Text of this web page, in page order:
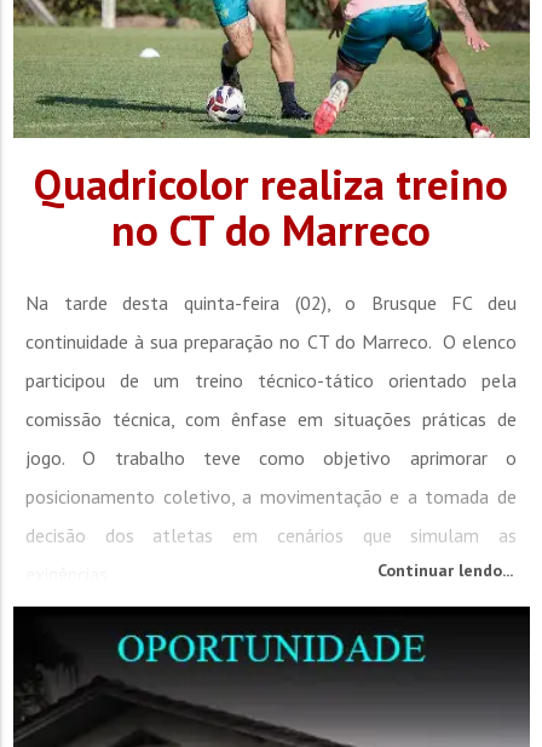
Quadricolor realiza treino
no CT do Marreco
Na tarde desta quinta-feira (02), o Brusque FC deu
continuidade à sua preparação no CT do Marreco. O elenco
participou de um treino técnico-tático orientado pela
comissão técnica, com ênfase em situações práticas de
jogo. O trabalho teve como objetivo aprimorar o
posicionamento coletivo, a movimentação e a tomada de
decisão dos atletas em cenários que simulam as
Continuar lendo...